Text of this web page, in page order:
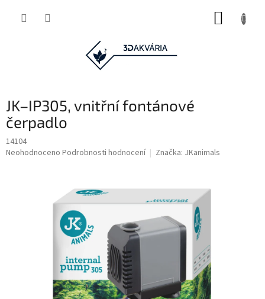
JK–IP305, vnitřní fontánové
čerpadlo
14104
Průměrné
Neohodnoceno Podrobnosti hodnocení Značka: JKanimals